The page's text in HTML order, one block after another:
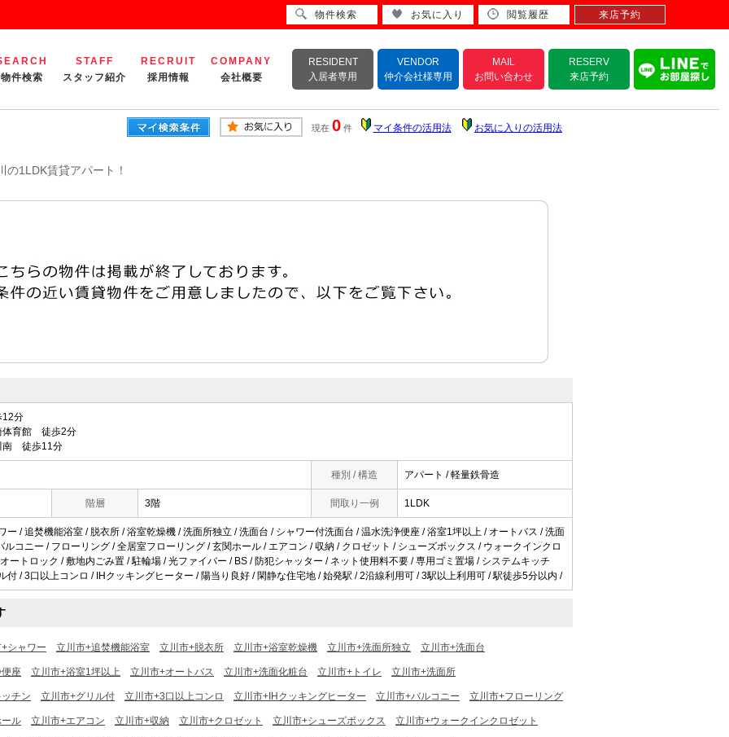
物件検索
STAFF
スタッフ紹介
RECRUIT
採用情報
COMPANY
会社概要
RESIDENT
入居者専用
VENDOR
仲介会社様専用
MAIL
お問い合わせ
RESERV
来店予約
現在 0 件 マイ条件の活用法 お気に入りの活用法
の1LDK賃貸アパート！
分
体育館 徒歩2分
南 徒歩11分
種別 / 構造 アパート / 軽量鉄骨造
階層 3階 間取り一例 1LDK
ー / 追焚機能浴室 / 脱衣所 / 浴室乾燥機 / 洗面所独立 / 洗面台 / シャワー付洗面台 / 温水洗浄便座 / 浴室1坪以上 / オートバス / 洗面
ルコニー / フローリング / 全居室フローリング / 玄関ホール / エアコン / 収納 / クロゼット / シューズボックス / ウォークインクロ
ートロック / 敷地内ごみ置 / 駐輪場 / 光ファイバー / BS / 防犯シャッター / ネット使用料不要 / 専用ゴミ置場 / システムキッチ
付 / 3口以上コンロ / IHクッキングヒーター / 陽当り良好 / 閑静な住宅地 / 始発駅 / 2沿線利用可 / 3駅以上利用可 / 駅徒歩5分以内 /
シャワー 立川市+追焚機能浴室 立川市+脱衣所 立川市+浴室乾燥機 立川市+洗面所独立 立川市+洗面台
座 立川市+浴室1坪以上 立川市+オートバス 立川市+洗面化粧台 立川市+トイレ 立川市+洗面所
チン 立川市+グリル付 立川市+3口以上コンロ 立川市+IHクッキングヒーター 立川市+バルコニー 立川市+フローリング
ル 立川市+エアコン 立川市+収納 立川市+クロゼット 立川市+シューズボックス 立川市+ウォークインクロゼット
物件検索 お気に入り 閲覧履歴 来店予約